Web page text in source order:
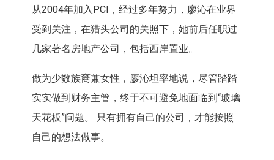
从2004年加入PCI，经过多年努力，廖沁在业界
受到关注，在猎头公司的关照下，她前后任职过
几家著名房地产公司，包括西岸置业。
做为少数族裔兼女性，廖沁坦率地说，尽管踏踏
实实做到财务主管，终于不可避免地面临到“玻璃
天花板”问题。 只有拥有自己的公司，才能按照
自己的想法做事。